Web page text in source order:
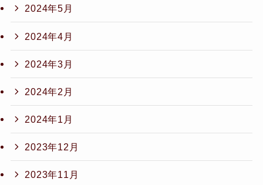
2024年5月
2024年4月
2024年3月
2024年2月
2024年1月
2023年12月
2023年11月